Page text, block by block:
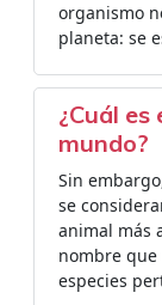
organismo
planeta: se
¿Cuál
mundo?
Sin
se
animal más
nombre
especies